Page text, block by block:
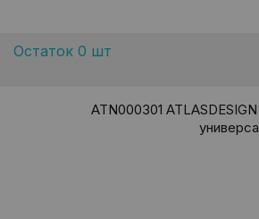
Остаток 0 шт
ATN000301